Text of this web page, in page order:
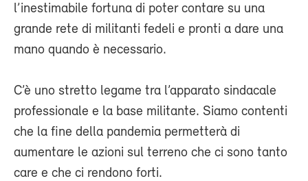
l’inestimabile fortuna di poter contare su una
grande rete di militanti fedeli e pronti a dare una
mano quando è necessario.
C’è uno stretto legame tra l’apparato sindacale
professionale e la base militante. Siamo contenti
che la fine della pandemia permetterà di
aumentare le azioni sul terreno che ci sono tanto
care e che ci rendono forti.